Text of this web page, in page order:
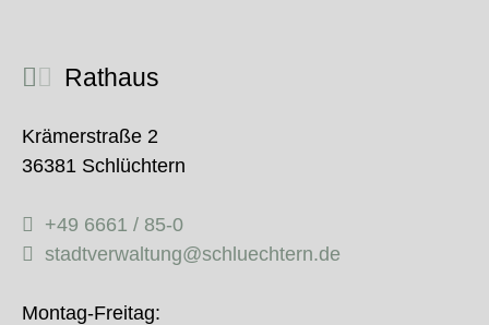
Rathaus
Krämerstraße 2
36381 Schlüchtern
+49 6661 / 85-0
stadtverwaltung@schluechtern.de
Montag-Freitag: